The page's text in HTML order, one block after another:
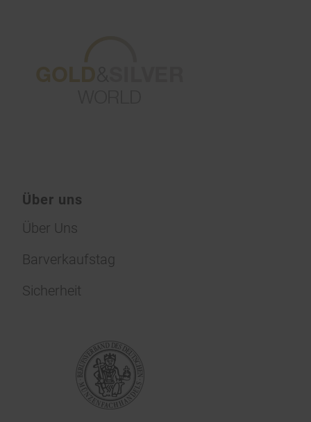
Über uns
Über Uns
Barverkaufstag
Sicherheit